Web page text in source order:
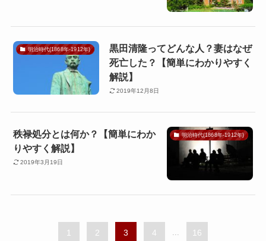
明治時代(1868年-1912年)
黒田清隆ってどんな人？妻はなぜ
死亡した？【簡単にわかりやすく
解説】
2019年12月8日
明治時代(1868年-1912年)
秩禄処分とは何か？【簡単にわか
りやすく解説】
2019年3月19日
1 2 3 4 16